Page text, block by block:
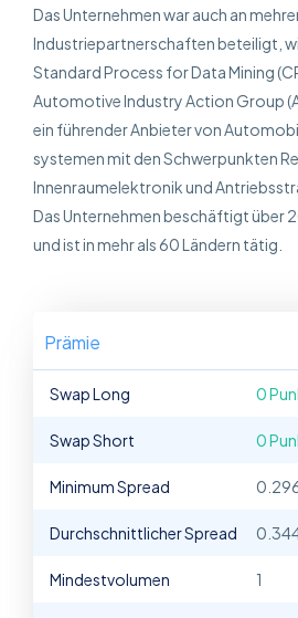
Das Unternehmen war auch an
Industriepartnerschaften beteiligt,
Standard Process for Data Mining
Automotive Industry Action Group
ein führender Anbieter von
systemen mit den Schwerpunkten
Innenraumelektronik und
Das Unternehmen beschäftigt über
und ist in mehr als 60 Ländern tätig.
Prämie
Swap Long 0
Swap Short 0
Minimum Spread
Durchschnittlicher Spread
Mindestvolumen 1